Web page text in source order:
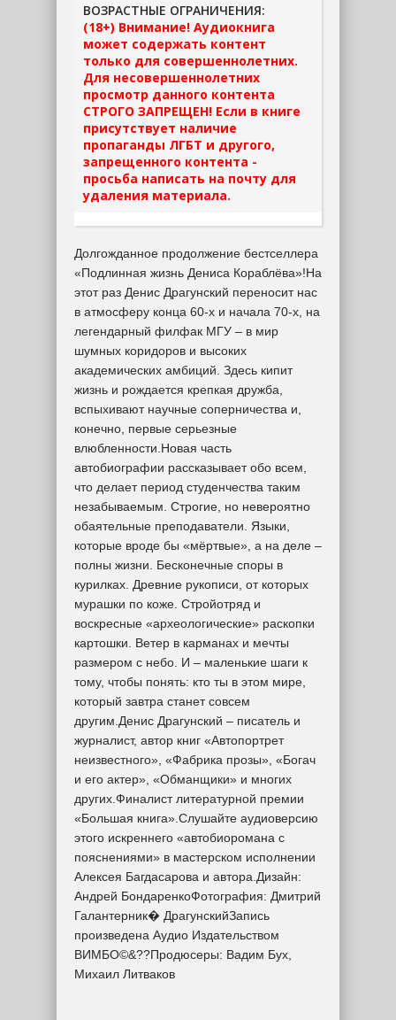
ВОЗРАСТНЫЕ ОГРАНИЧЕНИЯ:
(18+) Внимание! Аудиокнига
может содержать контент
только для совершеннолетних.
Для несовершеннолетних
просмотр данного контента
СТРОГО ЗАПРЕЩЕН! Если в книге
присутствует наличие
пропаганды ЛГБТ и другого,
запрещенного контента -
просьба написать на почту для
удаления материала.
Долгожданное продолжение бестселлера
«Подлинная жизнь Дениса Кораблёва»!На
этот раз Денис Драгунский переносит нас
в атмосферу конца 60-х и начала 70-х, на
легендарный филфак МГУ – в мир
шумных коридоров и высоких
академических амбиций. Здесь кипит
жизнь и рождается крепкая дружба,
вспыхивают научные соперничества и,
конечно, первые серьезные
влюбленности.Новая часть
автобиографии рассказывает обо всем,
что делает период студенчества таким
незабываемым. Строгие, но невероятно
обаятельные преподаватели. Языки,
которые вроде бы «мёртвые», а на деле –
полны жизни. Бесконечные споры в
курилках. Древние рукописи, от которых
мурашки по коже. Стройотряд и
воскресные «археологические» раскопки
картошки. Ветер в карманах и мечты
размером с небо. И – маленькие шаги к
тому, чтобы понять: кто ты в этом мире,
который завтра станет совсем
другим.Денис Драгунский – писатель и
журналист, автор книг «Автопортрет
неизвестного», «Фабрика прозы», «Богач
и его актер», «Обманщики» и многих
других.Финалист литературной премии
«Большая книга».Слушайте аудиоверсию
этого искреннего «автобиоромана с
пояснениями» в мастерском исполнении
Алексея Багдасарова и автора.Дизайн:
Андрей БондаренкоФотография: Дмитрий
Галантерник� ДрагунскийЗапись
произведена Аудио Издательством
ВИМБО©&??Продюсеры: Вадим Бух,
Михаил Литваков